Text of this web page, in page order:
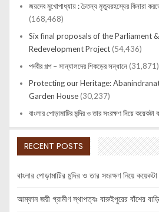
জয়দেব মুখোপাধ্যায় : চৈতন্য মৃত্যুরহস্যের কিনারা
(168,468)
Six final proposals of the Parliament
Redevelopment Project (54,436)
পদবীর গল্প – সান্যালদের শিকড়ের সন্ধানে (31,871)
Protecting our Heritage:
Garden House (30,237)
বাংলার পোড়ামাটির মন্দির ও তার সংরক্ষণ নিয়ে কয়েকটা
RECENT POSTS
বাংলার পোড়ামাটির মন্দির ও তার সংরক্ষণ নিয়ে
আম্ফান জয়ী গ্রামীণ স্থাপত্যঃ বারুইপুরের বাঁশের বাড়ি